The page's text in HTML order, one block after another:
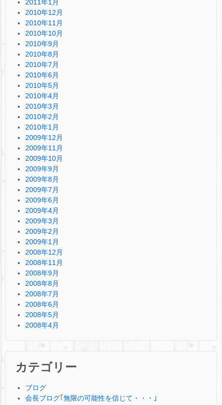
2011年1月
2010年12月
2010年11月
2010年10月
2010年9月
2010年8月
2010年7月
2010年6月
2010年5月
2010年4月
2010年3月
2010年2月
2010年1月
2009年12月
2009年11月
2009年10月
2009年9月
2009年8月
2009年7月
2009年6月
2009年4月
2009年3月
2009年2月
2009年1月
2008年12月
2008年11月
2008年9月
2008年8月
2008年7月
2008年6月
2008年5月
2008年4月
カテゴリー
ブログ
会長ブログ｢無限の可能性を信じて・・・｣